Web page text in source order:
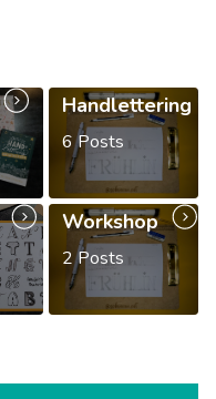
Handlettering
6 Posts
Workshop
2 Posts